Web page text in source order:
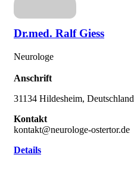
Dr.med. Ralf Giess
Neurologe
Anschrift
31134 Hildesheim, Deutschland
Kontakt
kontakt@neurologe-ostertor.de
Details